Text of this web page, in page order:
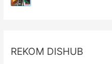
REKOM DISHUB